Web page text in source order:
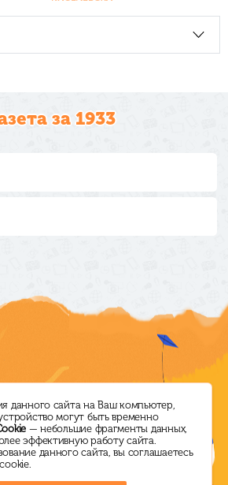
за 1933
до 18.00
Директор ЦБС
+7 (38464) 5-14-60
ksl.lib@mail.ru
данного сайта на Ваш компьютер,
могут быть временно
— небольшие фрагменты данных,
эффективную работу сайта.
данного сайта, вы соглашаетесь